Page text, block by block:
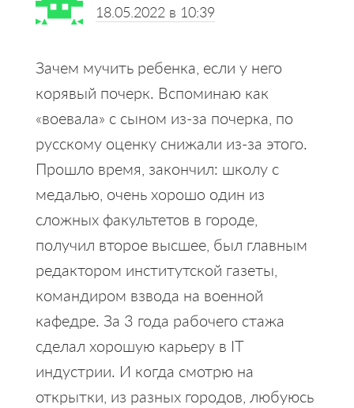
18.05.2022 в 10:39
Зачем мучить ребенка, если у него
корявый почерк. Вспоминаю как
«воевала» с сыном из-за почерка, по
русскому оценку снижали из-за этого.
Прошло время, закончил: школу с
медалью, очень хорошо один из
сложных факультетов в городе,
получил второе высшее, был главным
редактором институтской газеты,
командиром взвода на военной
кафедре. За 3 года рабочего стажа
сделал хорошую карьеру в IT
индустрии. И когда смотрю на
открытки, из разных городов, любуюсь